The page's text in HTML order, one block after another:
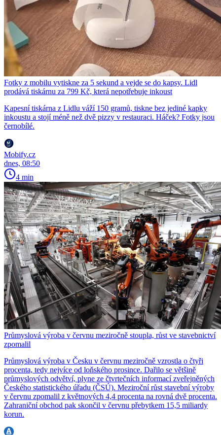
Fotky z mobilu vytiskne za 5 sekund a vejde se do kapsy. Lidl
prodává tiskárnu za 799 Kč, která nepotřebuje inkoust
Kapesní tiskárna z Lidlu váží 150 gramů, tiskne bez jediné kapky
inkoustu a stojí méně než dvě pizzy v restauraci. Háček? Fotky jsou
černobílé.
Mobify.cz
dnes, 08:50
4 min
Průmyslová výroba v červnu meziročně stoupla, růst ve stavebnictví
zpomalil
Průmyslová výroba v Česku v červnu meziročně vzrostla o čtyři
procenta, tedy nejvíce od loňského prosince. Dařilo se většině
průmyslových odvětví, plyne ze čtvrtečních informací zveřejněných
Českého statistického úřadu (ČSÚ). Meziroční růst stavební výroby
v červnu zpomalil z květnových 4,4 procenta na rovná dvě procenta.
Zahraniční obchod pak skončil v červnu přebytkem 15,5 miliardy
korun.